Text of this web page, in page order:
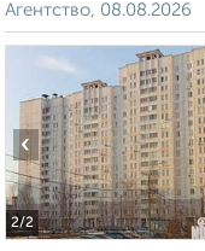
Агентство, 08.08.2026
2/2
‹